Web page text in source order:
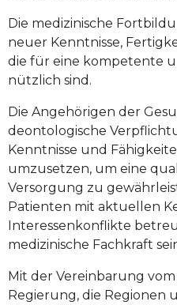
Die medizinische
neuer Kenntnisse,
die für eine kompetente
nützlich sind.
Die Angehörigen der
deontologische
Kenntnisse und
umzusetzen, um eine
Versorgung zu
Patienten mit aktuellen
Interessenkonflikte
medizinische Fachkraft
Mit der Vereinbarung
Regierung, die Regionen